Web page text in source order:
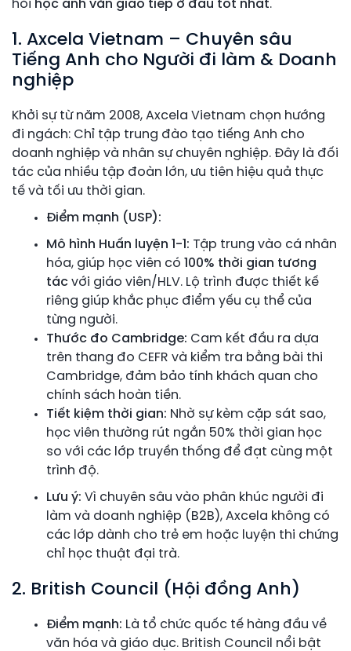
hỏi học anh văn giao tiếp ở đâu tốt nhất.
1. Axcela Vietnam – Chuyên sâu
Tiếng Anh cho Người đi làm & Doanh
nghiệp
Khởi sự từ năm 2008, Axcela Vietnam chọn hướng
đi ngách: Chỉ tập trung đào tạo tiếng Anh cho
doanh nghiệp và nhân sự chuyên nghiệp. Đây là đối
tác của nhiều tập đoàn lớn, ưu tiên hiệu quả thực
tế và tối ưu thời gian.
Điểm mạnh (USP):
Mô hình Huấn luyện 1-1: Tập trung vào cá nhân
hóa, giúp học viên có 100% thời gian tương
tác với giáo viên/HLV. Lộ trình được thiết kế
riêng giúp khắc phục điểm yếu cụ thể của
từng người.
Thước đo Cambridge: Cam kết đầu ra dựa
trên thang đo CEFR và kiểm tra bằng bài thi
Cambridge, đảm bảo tính khách quan cho
chính sách hoàn tiền.
Tiết kiệm thời gian: Nhờ sự kèm cặp sát sao,
học viên thường rút ngắn 50% thời gian học
so với các lớp truyền thống để đạt cùng một
trình độ.
Lưu ý: Vì chuyên sâu vào phân khúc người đi
làm và doanh nghiệp (B2B), Axcela không có
các lớp dành cho trẻ em hoặc luyện thi chứng
chỉ học thuật đại trà.
2. British Council (Hội đồng Anh)
Điểm mạnh: Là tổ chức quốc tế hàng đầu về
văn hóa và giáo dục. British Council nổi bật